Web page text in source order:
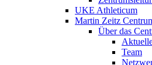
UKE Athleticum
Martin Zeitz
Über das
Team